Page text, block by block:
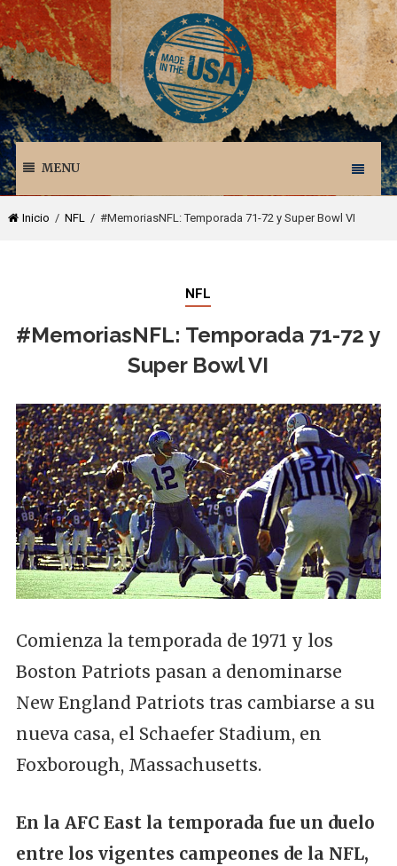
MENU
Inicio / NFL/ #MemoriasNFL: Temporada 71-72 y Super Bowl VI
NFL
#MemoriasNFL: Temporada 71-72 y
Super Bowl VI
Comienza la temporada de 1971 y los
Boston Patriots pasan a denominarse
New England Patriots tras cambiarse a su
nueva casa, el Schaefer Stadium, en
Foxborough, Massachusetts.
En la AFC East la temporada fue un duelo
entre los vigentes campeones de la NFL,